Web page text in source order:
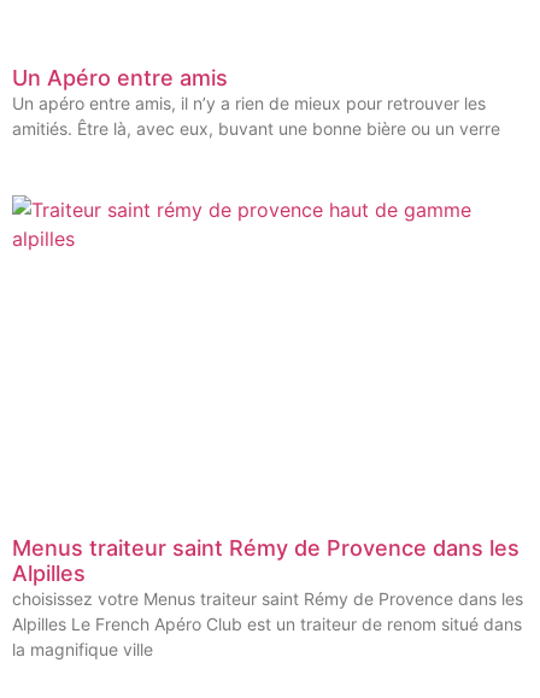
Un Apéro entre amis
Un apéro entre amis, il n’y a rien de mieux pour retrouver les
amitiés. Être là, avec eux, buvant une bonne bière ou un verre
Menus traiteur saint Rémy de Provence dans les
Alpilles
choisissez votre Menus traiteur saint Rémy de Provence dans les
Alpilles Le French Apéro Club est un traiteur de renom situé dans
la magnifique ville